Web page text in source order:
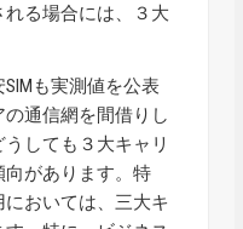
る場合には、３大
も実測値を公表
通信網を間借りし
しても３大キャリ
向があります。特
おいては、三大キ